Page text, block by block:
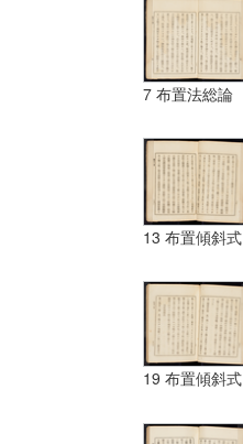
7 布置法総論
13 布置傾斜式
19 布置傾斜式